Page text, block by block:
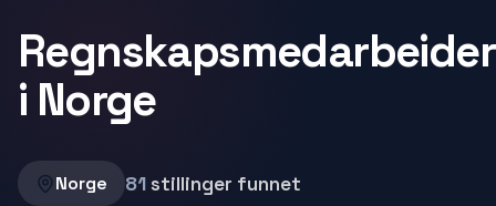
Regnskapsmedarbeider
i Norge
Norge 81stillinger funnet